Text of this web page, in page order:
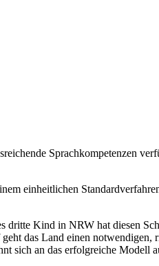
Sprachkompetenzen
einheitlichen
dritte Kind in NRW hat diesen
das Land einen
sich an das erfolgreiche Modell